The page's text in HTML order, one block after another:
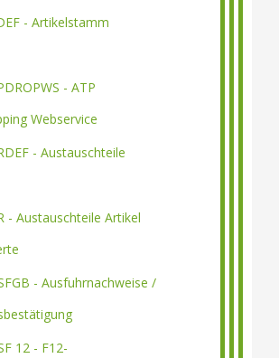
- Artikelstamm
- ATP
Webservice
- Austauschteile
- Austauschteile Artikel
- Ausfuhrnachweise /
12 - F12-